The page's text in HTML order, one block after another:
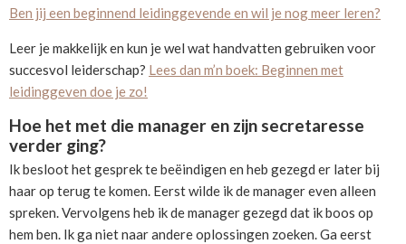
Ben jij een beginnend leidinggevende en wil je nog meer leren?
Leer je makkelijk en kun je wel wat handvatten gebruiken voor
succesvol leiderschap? Lees dan m’n boek: Beginnen met
leidinggeven doe je zo!
Hoe het met die manager en zijn secretaresse
verder ging?
Ik besloot het gesprek te beëindigen en heb gezegd er later bij
haar op terug te komen. Eerst wilde ik de manager even alleen
spreken. Vervolgens heb ik de manager gezegd dat ik boos op
hem ben. Ik ga niet naar andere oplossingen zoeken. Ga eerst